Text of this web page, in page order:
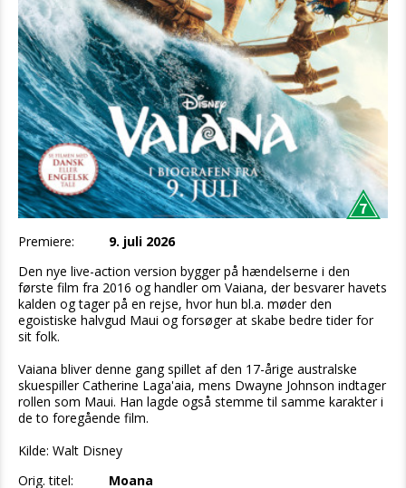
Premiere:
9. juli 2026
Den nye live-action version bygger på hændelserne i den
første film fra 2016 og handler om Vaiana, der besvarer havets
kalden og tager på en rejse, hvor hun bl.a. møder den
egoistiske halvgud Maui og forsøger at skabe bedre tider for
sit folk.
Vaiana bliver denne gang spillet af den 17-årige australske
skuespiller Catherine Laga'aia, mens Dwayne Johnson indtager
rollen som Maui. Han lagde også stemme til samme karakter i
de to foregående film.
Kilde: Walt Disney
Orig. titel:
Moana